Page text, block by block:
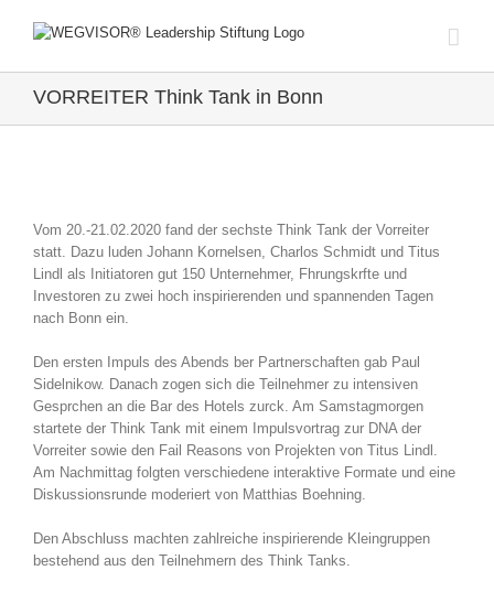
VORREITER Think Tank in Bonn
Bild
Vom 20.-21.02.2020 fand der sechste Think Tank der Vorreiter
statt. Dazu luden Johann Kornelsen, Charlos Schmidt und Titus
Lindl als Initiatoren gut 150 Unternehmer, Fhrungskrfte und
Investoren zu zwei hoch inspirierenden und spannenden Tagen
nach Bonn ein.
Den ersten Impuls des Abends ber Partnerschaften gab Paul
Sidelnikow. Danach zogen sich die Teilnehmer zu intensiven
Gesprchen an die Bar des Hotels zurck. Am Samstagmorgen
startete der Think Tank mit einem Impulsvortrag zur DNA der
Vorreiter sowie den Fail Reasons von Projekten von Titus Lindl.
Am Nachmittag folgten verschiedene interaktive Formate und eine
Diskussionsrunde moderiert von Matthias Boehning.
Den Abschluss machten zahlreiche inspirierende Kleingruppen
bestehend aus den Teilnehmern des Think Tanks.